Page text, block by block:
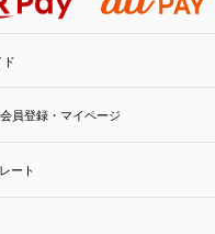
ト
ト・コート
ップ
メッセンジャーバッグ
＆フレグランス
ド
会員登録・マイページ
ート